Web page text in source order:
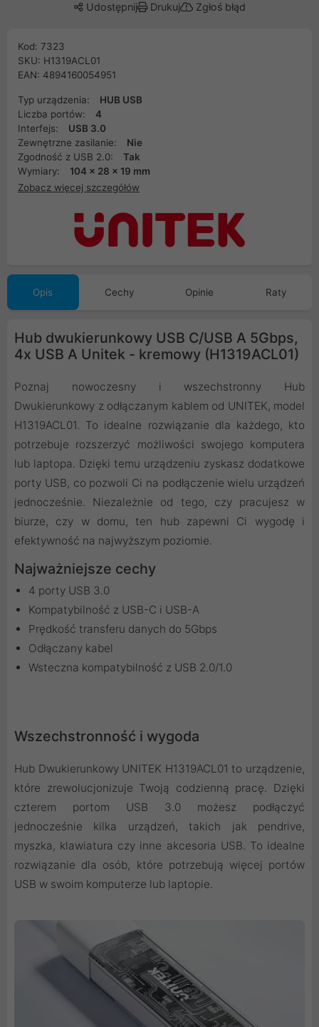
Udostępnij Drukuj Zgłoś błąd
Kod: 7323
SKU: H1319ACL01
EAN: 4894160054951
Typ urządzenia:
HUB USB
Liczba portów:
4
Interfejs:
USB 3.0
Zewnętrzne zasilanie:
Nie
Zgodność z USB 2.0:
Tak
Wymiary:
104 x 28 x 19 mm
Zobacz więcej szczegółów
Opis Cechy Opinie Raty
Hub dwukierunkowy USB C/USB A 5Gbps,
4x USB A Unitek - kremowy (H1319ACL01)
Poznaj nowoczesny i wszechstronny Hub
Dwukierunkowy z odłączanym kablem od UNITEK, model
H1319ACL01. To idealne rozwiązanie dla każdego, kto
potrzebuje rozszerzyć możliwości swojego komputera
lub laptopa. Dzięki temu urządzeniu zyskasz dodatkowe
porty USB, co pozwoli Ci na podłączenie wielu urządzeń
jednocześnie. Niezależnie od tego, czy pracujesz w
biurze, czy w domu, ten hub zapewni Ci wygodę i
efektywność na najwyższym poziomie.
Najważniejsze cechy
4 porty USB 3.0
Kompatybilność z USB-C i USB-A
Prędkość transferu danych do 5Gbps
Odłączany kabel
Wsteczna kompatybilność z USB 2.0/1.0
Wszechstronność i wygoda
Hub Dwukierunkowy UNITEK H1319ACL01 to urządzenie,
które zrewolucjonizuje Twoją codzienną pracę. Dzięki
czterem portom USB 3.0 możesz podłączyć
jednocześnie kilka urządzeń, takich jak pendrive,
myszka, klawiatura czy inne akcesoria USB. To idealne
rozwiązanie dla osób, które potrzebują więcej portów
USB w swoim komputerze lub laptopie.